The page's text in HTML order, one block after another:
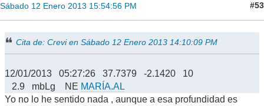
Sábado 12 Enero 2013 15:54:56 PM #53
Cita de: Crevi en Sábado 12 Enero 2013 14:10:09 PM
12/01/2013 05:27:26 37.7379 -2.1420 10
2.9 mbLg NE MARÍA.AL
Yo no lo he sentido nada , aunque a esa profundidad es